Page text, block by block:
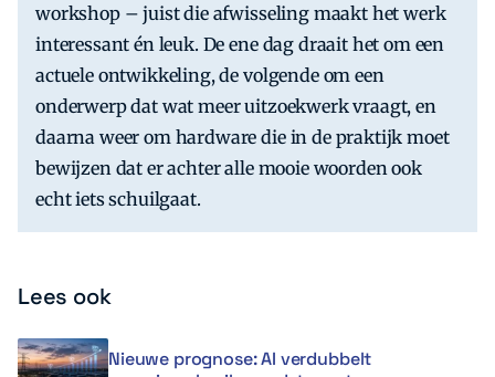
workshop – juist die afwisseling maakt het werk
interessant én leuk. De ene dag draait het om een
actuele ontwikkeling, de volgende om een
onderwerp dat wat meer uitzoekwerk vraagt, en
daarna weer om hardware die in de praktijk moet
bewijzen dat er achter alle mooie woorden ook
echt iets schuilgaat.
Lees ook
Nieuwe prognose: AI verdubbelt